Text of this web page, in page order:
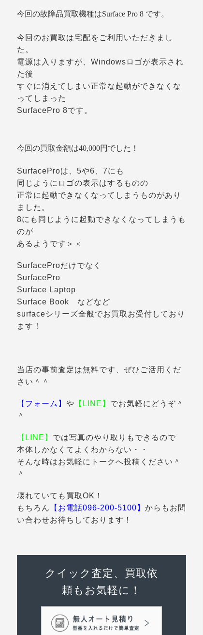
今回の故障品買取機種はSurface Pro 8 です。
今回のお買取は宅配をご利用いただきまし
た。
電源は入りますが、Windowsロゴが表示され
た後
すぐに消えてしまい正常な起動ができなくな
ってしまった
SurfacePro 8です。
今回の買取金額は40,000円でした！
SurfaceProは、5や6、7にも
同じようにロゴの表示はするものの
正常に起動できなくなってしまうものがあり
ました。
8にも同じように起動できなくなってしまうも
のが
あるようです＞＜
SurfaceProだけでなく
SurfacePro
Surface Laptop
Surface Book などなど
surfaceシリーズ全般でお買取お受付しており
ます！
当店の事前査定は無料です、ぜひご活用くだ
さい＾＾
【フォーム】 や 【LINE】 でお気軽にどうぞ＾
＾
【LINE】 では写真のやり取りもできるので
本体しかなくてよくわからない・・
そんな時はお気軽にトークへ投稿ください＾
＾
壊れていても買取OK！
もちろん
【お電話096-200-5100】 からもお問
い合わせお待ちしております！
クイック査定、買取依
頼もお気軽に！